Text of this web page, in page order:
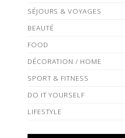
SÉJOURS & VOYAGES
BEAUTÉ
FOOD
DÉCORATION / HOME
SPORT & FITNESS
DO IT YOURSELF
LIFESTYLE